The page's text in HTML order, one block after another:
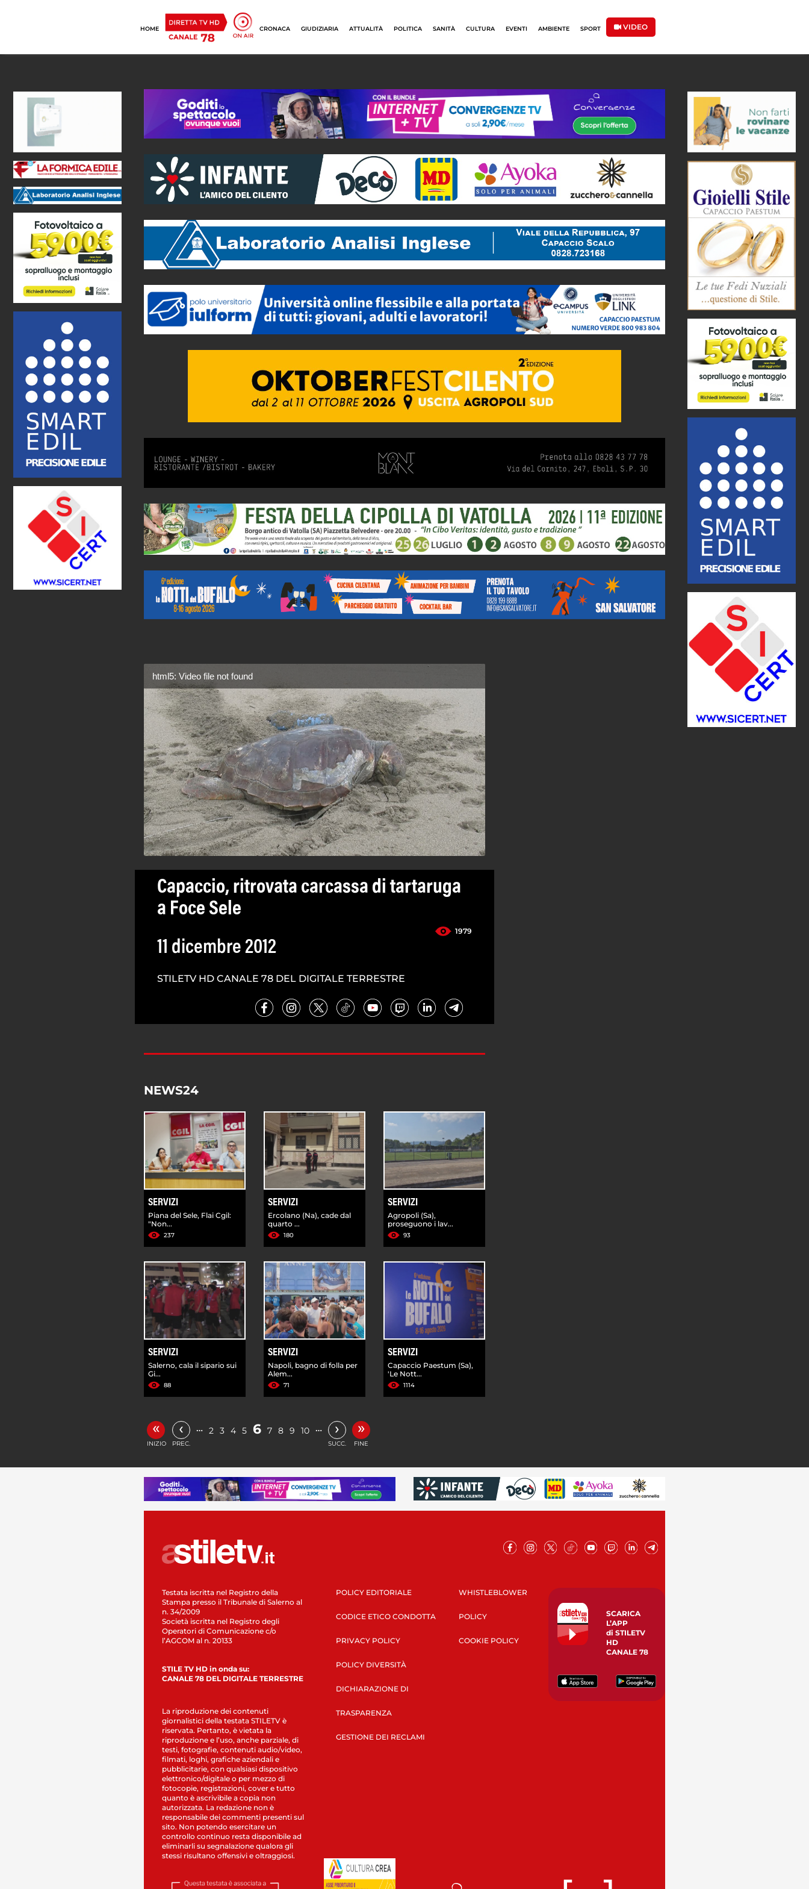
HOME CRONACA GIUDIZIARIA ATTUALITÀ POLITICA SANITÀ CULTURA EVENTI AMBIENTE SPORT VIDEO
html5: Video file not found
Capaccio, ritrovata carcassa di tartaruga
a Foce Sele
1979
11 dicembre 2012
STILETV HD CANALE 78 DEL DIGITALE TERRESTRE
NEWS24
SERVIZI
Piana del Sele, Flai Cgil:
"Non...
237
SERVIZI
Ercolano (Na), cade dal
quarto ...
180
SERVIZI
Agropoli (Sa),
proseguono i lav...
93
SERVIZI
Salerno, cala il sipario sui
Gi...
88
SERVIZI
Napoli, bagno di folla per
Alem...
71
SERVIZI
Capaccio Paestum (Sa),
'Le Nott...
1114
«
INIZIO
‹
PREC.
… 2 3 4 5 6 7 8 9 10 … ›
SUCC.
»
FINE
Testata iscritta nel Registro della
Stampa presso il Tribunale di Salerno al
n. 34/2009
Società iscritta nel Registro degli
Operatori di Comunicazione c/o
l’AGCOM al n. 20133
STILE TV HD in onda su:
CANALE 78 DEL DIGITALE TERRESTRE
La riproduzione dei contenuti
giornalistici della testata STILETV è
riservata. Pertanto, è vietata la
riproduzione e l’uso, anche parziale, di
testi, fotografie, contenuti audio/video,
filmati, loghi, grafiche aziendali e
pubblicitarie, con qualsiasi dispositivo
elettronico/digitale o per mezzo di
fotocopie, registrazioni, cover e tutto
quanto è ascrivibile a copia non
autorizzata. La redazione non è
responsabile dei commenti presenti sul
sito. Non potendo esercitare un
controllo continuo resta disponibile ad
eliminarli su segnalazione qualora gli
stessi risultano offensivi e oltraggiosi.
POLICY EDITORIALE
CODICE ETICO CONDOTTA
PRIVACY POLICY
POLICY DIVERSITÀ
DICHIARAZIONE DI
TRASPARENZA
GESTIONE DEI RECLAMI
WHISTLEBLOWER
POLICY
COOKIE POLICY
SCARICA
L’APP
di STILETV
HD
CANALE 78